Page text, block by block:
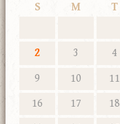
S M T
2
3 4
9
10 11
16
17 18